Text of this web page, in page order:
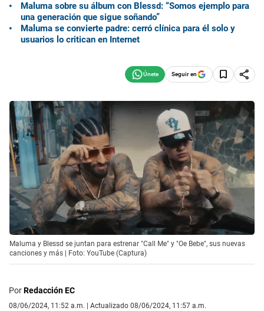
Maluma sobre su álbum con Blessd: “Somos ejemplo para
una generación que sigue soñando”
Maluma se convierte padre: cerró clínica para él solo y
usuarios lo critican en Internet
Seguir en
Maluma y Blessd se juntan para estrenar "Call Me" y "Oe Bebe", sus nuevas
canciones y más | Foto: YouTube (Captura)
PorRedacción EC
08/06/2024, 11:52 a.m. | Actualizado 08/06/2024, 11:57 a.m.